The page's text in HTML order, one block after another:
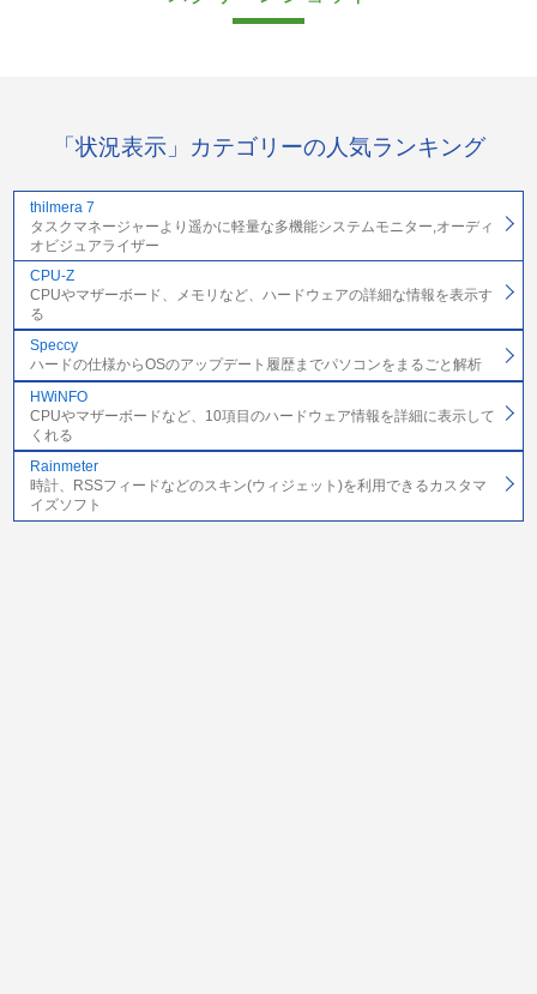
「状況表示」カテゴリーの人気ランキング
thilmera 7
タスクマネージャーより遥かに軽量な多機能システムモニター,オーディ
オビジュアライザー
CPU-Z
CPUやマザーボード、メモリなど、ハードウェアの詳細な情報を表示す
る
Speccy
ハードの仕様からOSのアップデート履歴までパソコンをまるごと解析
HWiNFO
CPUやマザーボードなど、10項目のハードウェア情報を詳細に表示して
くれる
Rainmeter
時計、RSSフィードなどのスキン(ウィジェット)を利用できるカスタマ
イズソフト